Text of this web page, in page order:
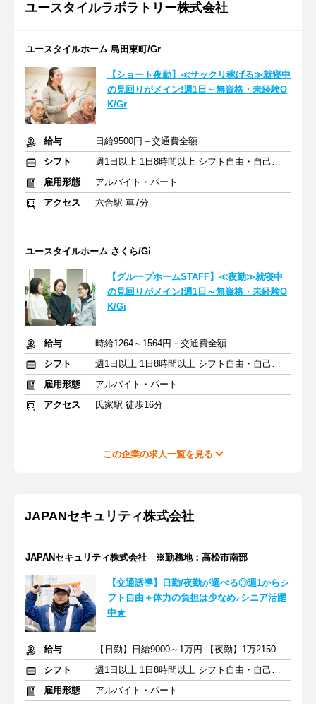
ユースタイルラボラトリー株式会社
ユースタイルホーム 島田東町/Gr
【ショート夜勤】≪サックリ稼げる≫就寝中
の見回りがメイン!週1日～無資格・未経験O
K/Gr
給与
日給9500円＋交通費全額
シフト
週1日以上 1日8時間以上 シフト自由・自己申告
雇用形態
アルバイト・パート
アクセス
六合駅 車7分
ユースタイルホーム さくら/Gi
【グループホームSTAFF】≪夜勤≫就寝中
の見回りがメイン!週1日～無資格・未経験O
K/Gi
給与
時給1264～1564円＋交通費全額
シフト
週1日以上 1日8時間以上 シフト自由・自己申告
雇用形態
アルバイト・パート
アクセス
氏家駅 徒歩16分
この企業の求人一覧を見る
JAPANセキュリティ株式会社
JAPANセキュリティ株式会社 ※勤務地：高松市南部
【交通誘導】日勤/夜勤が選べる◎週1からシ
フト自由＋体力の負担は少なめ♪シニア活躍
中★
給与
【日勤】日給9000～1万円 【夜勤】1万2150～1万3500円 ※交通費
シフト
週1日以上 1日8時間以上 シフト自由・自己申告
雇用形態
アルバイト・パート